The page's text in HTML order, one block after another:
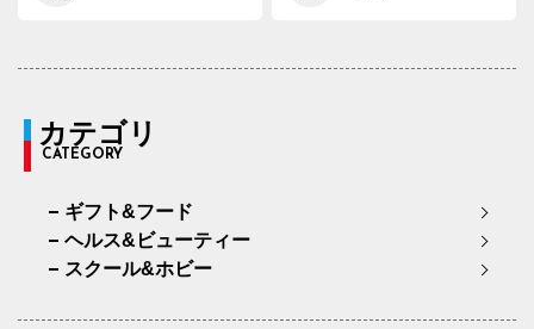
カテゴリ
CATEGORY
ギフト&フード
ヘルス&ビューティー
スクール&ホビー